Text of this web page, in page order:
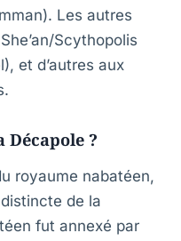
Les autres
Scythopolis
et d’autres aux
?
royaume nabatéen,
de la
fut annexé par